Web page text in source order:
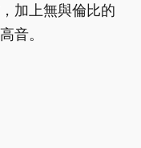
加上無與倫比的
音。